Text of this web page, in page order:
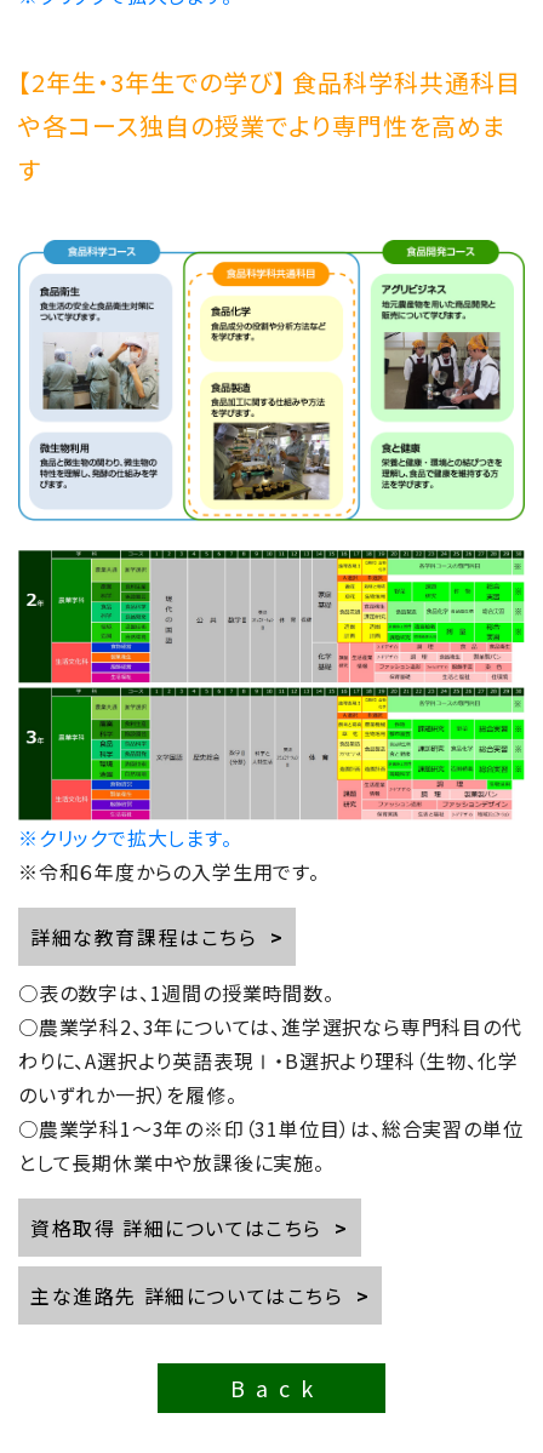
2023/04/10 食品科学科
エキサイトバザール四日市 サブレ販売
北勢市場見学に行きました。
2023/04/06 食品科学コース
３年食品学科 工場見学に行きました。
2023/02/16 販売情報コース
県産農林水産物ＰＲ動画アイデアコンテスト
2023/02/14 食品科学科
特別講義 最新の食品衛生管理学を学びま
した。
2023/01/23 食品科学科
校内課題研究発表会を行ないました。
2023/01/12 販売情報コース
まこもたけのまぜまぜご飯の素販売中です。
2022/12/12 販売情報コース
１２月１１日（日）塩浜市場祭りに参加しまし
た。
2022/12/05 販売情報コース
１２月１１日（日）塩浜市場祭の取り組みにつ
いて（第２弾）
2022/11/30 販売情報コース
１２月１１日（日）塩浜市場祭が開催されま
【2年生・3年生での学び】 食品科学科共通科目
や各コース独自の授業でより専門性を高めま
す
※クリックで拡大します。
※令和６年度からの入学生用です。
詳細な教育課程はこちら
○表の数字は、1週間の授業時間数。
○農業学科2、3年については、進学選択なら専門科目の代
わりに、A選択より英語表現Ⅰ・B選択より理科（生物、化学
のいずれか一択）を履修。
○農業学科1〜3年の※印（31単位目）は、総合実習の単位
として長期休業中や放課後に実施。
資格取得 詳細についてはこちら
主な進路先 詳細についてはこちら
Back